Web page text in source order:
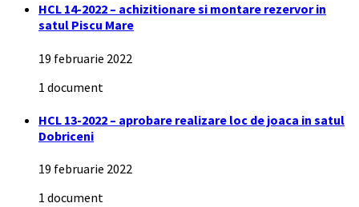
HCL 14-2022 – achizitionare si montare rezervor in
satul Piscu Mare
19 februarie 2022
1 document
HCL 13-2022 – aprobare realizare loc de joaca in satul
Dobriceni
19 februarie 2022
1 document